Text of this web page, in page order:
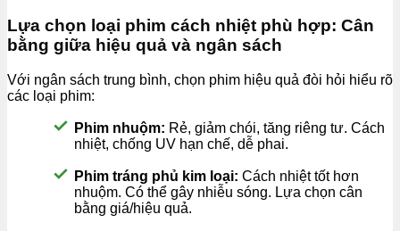
Lựa chọn loại phim cách nhiệt phù hợp: Cân
bằng giữa hiệu quả và ngân sách
Với ngân sách trung bình, chọn phim hiệu quả đòi hỏi hiểu rõ
các loại phim:
Phim nhuộm: Rẻ, giảm chói, tăng riêng tư. Cách
nhiệt, chống UV hạn chế, dễ phai.
Phim tráng phủ kim loại: Cách nhiệt tốt hơn
nhuộm. Có thể gây nhiễu sóng. Lựa chọn cân
bằng giá/hiệu quả.